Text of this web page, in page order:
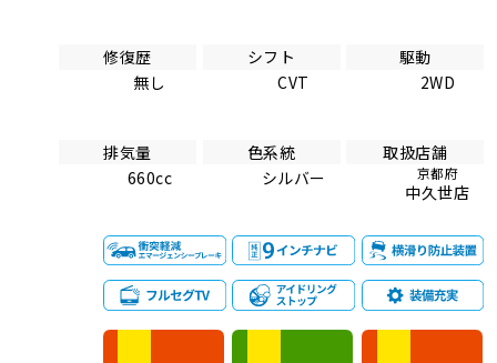
修復歴
無し
シフト
CVT
駆動
2WD
排気量
660cc
色系統
シルバー
取扱店舗
京都府
中久世店